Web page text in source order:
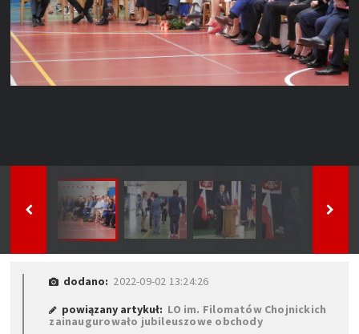
dodano: 2022-09-02 13:24:26
powiązany artykuł: LO im. Filomatów Chojnickich
zainaugurowało jubileuszowe obchody